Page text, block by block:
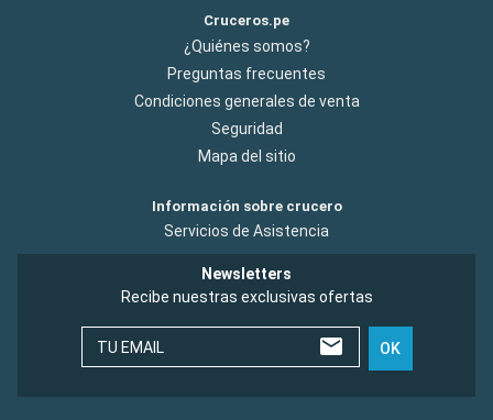
Cruceros.pe
¿Quiénes somos?
Preguntas frecuentes
Condiciones generales de venta
Seguridad
Mapa del sitio
Información sobre crucero
Servicios de Asistencia
Newsletters
Recibe nuestras exclusivas ofertas
TU EMAIL OK